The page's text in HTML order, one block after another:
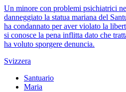
Un minore con problemi psichiatrici
danneggiato la statua mariana del
ha condannato per aver violato la
si conosce la pena inflitta dato che
ha voluto sporgere denuncia.
Svizzera
Santuario
Maria